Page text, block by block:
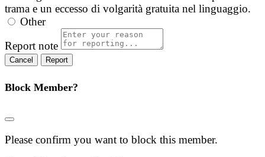
trama e un eccesso di volgarità gratuita nel linguaggio.
Other
Report note
Report
Block Member?
Please confirm you want to block this member.